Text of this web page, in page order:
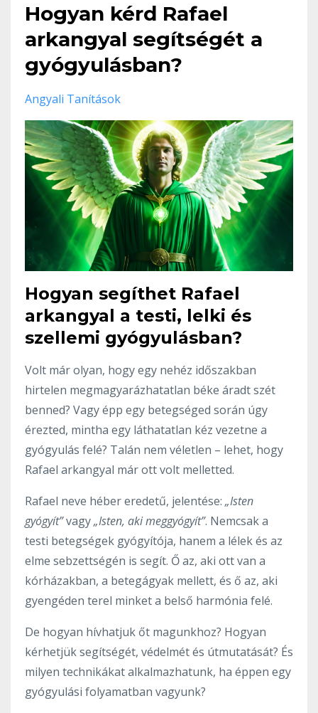
Hogyan kérd Rafael
arkangyal segítségét a
gyógyulásban?
Angyali Tanítások
Hogyan segíthet Rafael
arkangyal a testi, lelki és
szellemi gyógyulásban?
Volt már olyan, hogy egy nehéz időszakban
hirtelen megmagyarázhatatlan béke áradt szét
benned? Vagy épp egy betegséged során úgy
érezted, mintha egy láthatatlan kéz vezetne a
gyógyulás felé? Talán nem véletlen – lehet, hogy
Rafael arkangyal már ott volt melletted.
Rafael neve héber eredetű, jelentése: „Isten
gyógyít”vagy„Isten, aki meggyógyít”. Nemcsak a
testi betegségek gyógyítója, hanem a lélek és az
elme sebzettségén is segít. Ő az, aki ott van a
kórházakban, a betegágyak mellett, és ő az, aki
gyengéden terel minket a belső harmónia felé.
De hogyan hívhatjuk őt magunkhoz? Hogyan
kérhetjük segítségét, védelmét és útmutatását? És
milyen technikákat alkalmazhatunk, ha éppen egy
gyógyulási folyamatban vagyunk?